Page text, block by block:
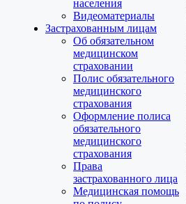
населения
Видеоматериалы
Застрахованным лицам
Об обязательном
медицинском
страховании
Полис обязательного
медицинского
страхования
Оформление полиса
обязательного
медицинского
страхования
Права
застрахованного лица
Медицинская помощь